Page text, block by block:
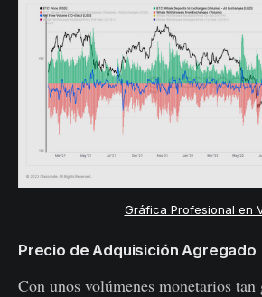
Gráfica Profesional en
Precio de Adquisición Agregado
Con unos volúmenes monetarios tan